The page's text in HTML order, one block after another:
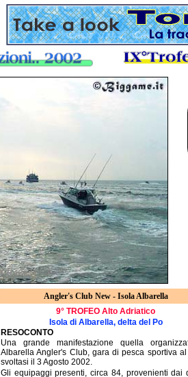
Angler's Club New - Isola Albarella
9° TROFEO Alto Adriatico
Isola di Albarella, delta del Po
RESOCONTO
Una grande manifestazione quella
Albarella Angler's Club, gara di pesca sportiva
svoltasi il 3 Agosto 2002.
Gli equipaggi presenti, circa 84, provenienti dai